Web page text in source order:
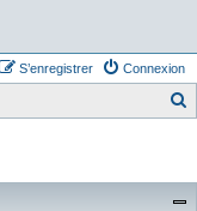
Connexion
S’enregistrer
h